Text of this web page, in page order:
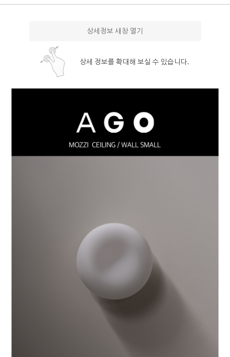
상세정보 새창 열기
상세 정보를 확대해 보실 수 있습니다.